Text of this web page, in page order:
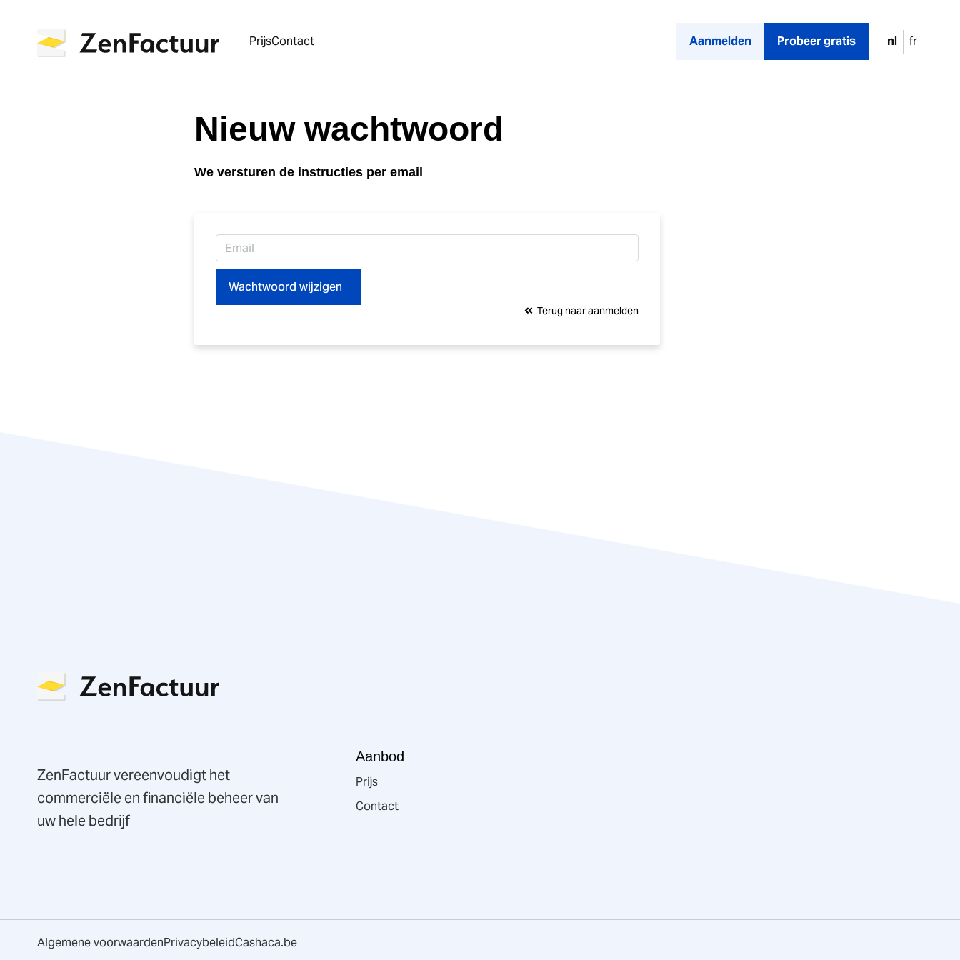
PrijsContact Aanmelden Probeer gratis nl fr
Nieuw wachtwoord
We versturen de instructies per email
Email (login)
Wachtwoord wijzigen
Terug naar aanmelden
ZenFactuur vereenvoudigt het
commerciële en financiële beheer van
uw hele bedrijf
Aanbod
Prijs
Contact
Algemene voorwaardenPrivacybeleidCashaca.be